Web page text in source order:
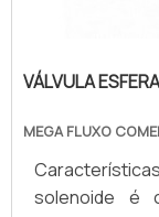
VÁLVULA
MEGA FLUXO
solenoide é